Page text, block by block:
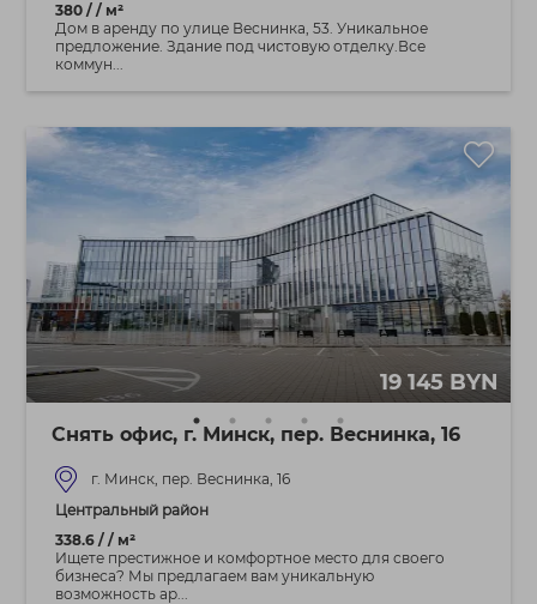
380 / / м²
Дом в аренду по улице Веснинка, 53. Уникальное
предложение. Здание под чистовую отделку.Все
коммун...
19 145 BYN
Снять офис, г. Минск, пер. Веснинка, 16
г. Минск, пер. Веснинка, 16
Центральный район
338.6 / / м²
Ищете престижное и комфортное место для своего
бизнеса? Мы предлагаем вам уникальную
возможность ар...